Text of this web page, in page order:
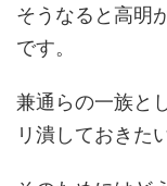
そうなると高明
です。
兼通らの一族と
リ潰しておきたい